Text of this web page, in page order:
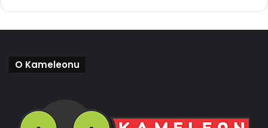
O Kameleonu